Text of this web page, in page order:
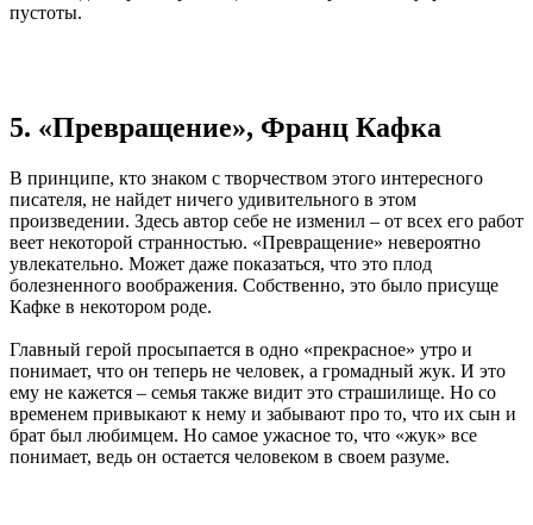
пустоты.
5. «Превращение», Франц Кафка
В принципе, кто знаком с творчеством этого интересного
писателя, не найдет ничего удивительного в этом
произведении. Здесь автор себе не изменил – от всех его работ
веет некоторой странностью. «Превращение» невероятно
увлекательно. Может даже показаться, что это плод
болезненного воображения. Собственно, это было присуще
Кафке в некотором роде.
Главный герой просыпается в одно «прекрасное» утро и
понимает, что он теперь не человек, а громадный жук. И это
ему не кажется – семья также видит это страшилище. Но со
временем привыкают к нему и забывают про то, что их сын и
брат был любимцем. Но самое ужасное то, что «жук» все
понимает, ведь он остается человеком в своем разуме.